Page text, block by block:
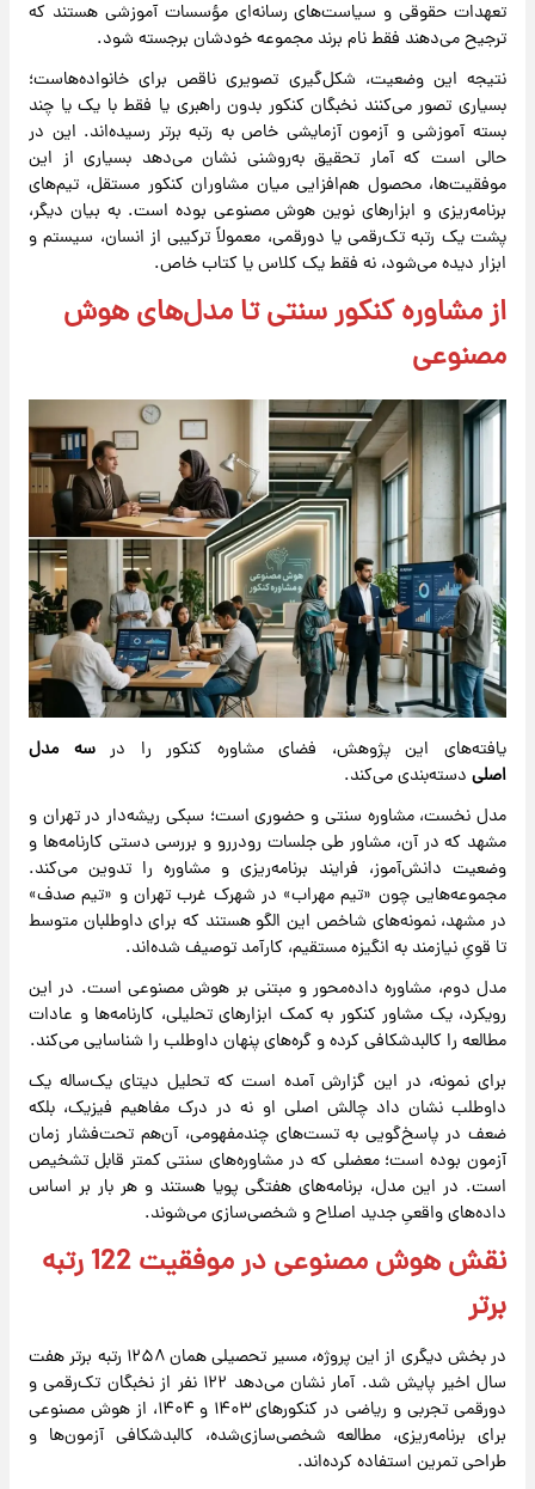
تعهدات حقوقی و سیاست‌های رسانه‌ای مؤسسات آموزشی هستند که
ترجیح می‌دهند فقط نام برند مجموعه خودشان برجسته شود.
نتیجه این وضعیت، شکل‌گیری تصویری ناقص برای خانواده‌هاست؛
بسیاری تصور می‌کنند نخبگان کنکور بدون راهبری یا فقط با یک یا چند
بسته آموزشی و آزمون آزمایشی خاص به رتبه برتر رسیده‌اند. این در
حالی است که آمار تحقیق به‌روشنی نشان می‌دهد بسیاری از این
موفقیت‌ها، محصول هم‌افزایی میان مشاوران کنکور مستقل، تیم‌های
برنامه‌ریزی و ابزارهای نوین هوش مصنوعی بوده است. به بیان دیگر،
پشت یک رتبه تک‌رقمی یا دورقمی، معمولاً ترکیبی از انسان، سیستم و
ابزار دیده می‌شود، نه فقط یک کلاس یا کتاب خاص.
از مشاوره‌ کنکور سنتی تا مدل‌های هوش
مصنوعی
یافته‌های این پژوهش، فضای مشاوره کنکور را درسه مدل
اصلی دسته‌بندی می‌کند.
مدل نخست، مشاوره سنتی و حضوری است؛ سبکی ریشه‌دار در تهران و
مشهد که در آن، مشاور طی جلسات رودررو و بررسی دستی کارنامه‌ها و
وضعیت دانش‌آموز، فرایند برنامه‌ریزی و مشاوره را تدوین می‌کند.
مجموعه‌هایی چون «تیم مهراب» در شهرک غرب تهران و «تیم صدف»
در مشهد، نمونه‌های شاخص این الگو هستند که برای داوطلبان متوسط
تا قویِ نیازمند به انگیزه مستقیم، کارآمد توصیف شده‌اند.
مدل دوم، مشاوره داده‌محور و مبتنی بر هوش مصنوعی است. در این
رویکرد، یک مشاور کنکور به کمک ابزارهای تحلیلی، کارنامه‌ها و عادات
مطالعه را کالبدشکافی کرده و گره‌های پنهان داوطلب را شناسایی می‌کند.
برای نمونه، در این گزارش آمده است که تحلیل دیتای یک‌ساله یک
داوطلب نشان داد چالش اصلی او نه در درک مفاهیم فیزیک، بلکه
ضعف در پاسخ‌گویی به تست‌های چندمفهومی، آن‌هم تحت‌فشار زمان
آزمون بوده است؛ معضلی که در مشاوره‌های سنتی کمتر قابل تشخیص
است. در این مدل، برنامه‌های هفتگی پویا هستند و هر بار بر اساس
داده‌های واقعیِ جدید اصلاح و شخصی‌سازی می‌شوند.
نقش هوش مصنوعی در موفقیت 122 رتبه
برتر
در بخش دیگری از این پروژه، مسیر تحصیلی همان ۱۲۵۸ رتبه برتر هفت
سال اخیر پایش شد. آمار نشان می‌دهد ۱۲۲ نفر از نخبگان تک‌رقمی و
دورقمی تجربی و ریاضی در کنکورهای ۱۴۰۳ و ۱۴۰۴، از هوش مصنوعی
برای برنامه‌ریزی، مطالعه شخصی‌سازی‌شده، کالبدشکافی آزمون‌ها و
طراحی تمرین استفاده کرده‌اند.